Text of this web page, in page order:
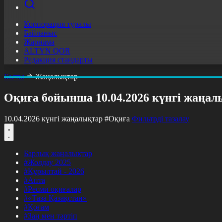
Корпорация туралы
Байланыс
Жарнама
ALTYN QOR
Редакция стандарты
Басты
Жаңалықтар
Оқиға бойынша 10.04.2026 күнгі
10.04.2026 күнгі жаңалықтар #Оқиға Фильтрді тазалау
Барлық жаңалықтар
#Жолдау 2025
#Құрылтай - 2026
#Апта
#Ресми оқиғалар
#«Таза Қазақстан»
#Қоғам
#Заң мен тәртіп